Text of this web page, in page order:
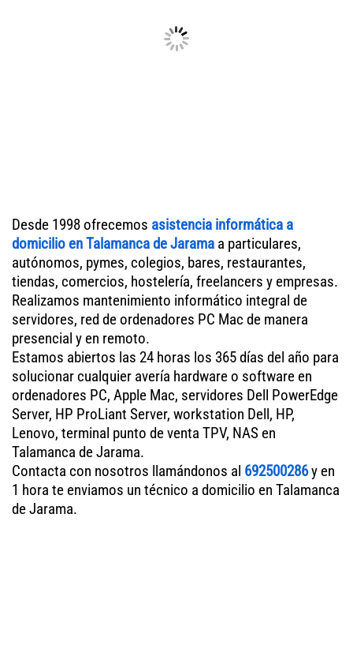
Desde 1998 ofrecemos asistencia informática a
domicilio en Talamanca de Jarama a particulares,
autónomos, pymes, colegios, bares, restaurantes,
tiendas, comercios, hostelería, freelancers y empresas.
Realizamos mantenimiento informático integral de
servidores, red de ordenadores PC Mac de manera
presencial y en remoto.
Estamos abiertos las 24 horas los 365 días del año para
solucionar cualquier avería hardware o software en
ordenadores PC, Apple Mac, servidores Dell PowerEdge
Server, HP ProLiant Server, workstation Dell, HP,
Lenovo, terminal punto de venta TPV, NAS en
Talamanca de Jarama.
Contacta con nosotros llamándonos al 692500286y en
1 hora te enviamos un técnico a domicilio en Talamanca
de Jarama.